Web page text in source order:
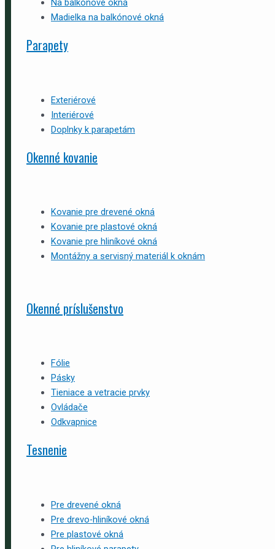
Na balkónové okná
Madielka na balkónové okná
Parapety
Exteriérové
Interiérové
Doplnky k parapetám
Okenné kovanie
Kovanie pre drevené okná
Kovanie pre plastové okná
Kovanie pre hliníkové okná
Montážny a servisný materiál k oknám
Okenné príslušenstvo
Fólie
Pásky
Tieniace a vetracie prvky
Ovládače
Odkvapnice
Tesnenie
Pre drevené okná
Pre drevo-hliníkové okná
Pre plastové okná